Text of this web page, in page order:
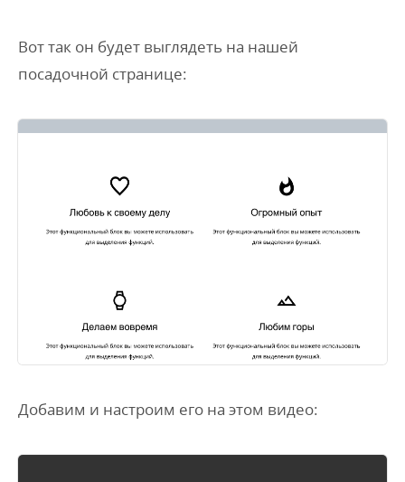
Вот так он будет выглядеть на нашей
посадочной странице:
Добавим и настроим его на этом видео: